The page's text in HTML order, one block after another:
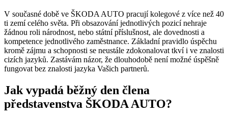
V současné době ve ŠKODA AUTO pracují kolegové z více než 40
ti zemí celého světa. Při obsazování jednotlivých pozicí nehraje
žádnou roli národnost, nebo státní příslušnost, ale dovednosti a
kompetence jednotlivého zaměstnance. Základní pravidlo úspěchu
kromě zájmu a schopnosti se neustále zdokonalovat tkví i ve znalosti
cizích jazyků. Zastávám názor, že dlouhodobě není možné úspěšně
fungovat bez znalosti jazyka Vašich partnerů.
Jak vypadá běžný den člena
představenstva ŠKODA AUTO?